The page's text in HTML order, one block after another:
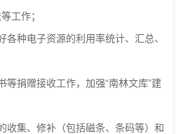
工作；
各种电子资源的利用率统计、汇总、
等捐赠接收工作，加强“南林文库”建
收集、修补（包括磁条、条码等）和